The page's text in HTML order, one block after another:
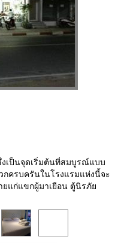
เป็นจุดเริ่มต้นที่สมบูรณ์แบบ
กครบครันในโรงแรมแห่งนี้จะ
แก่แขกผู้มาเยือน ตู้นิรภัย